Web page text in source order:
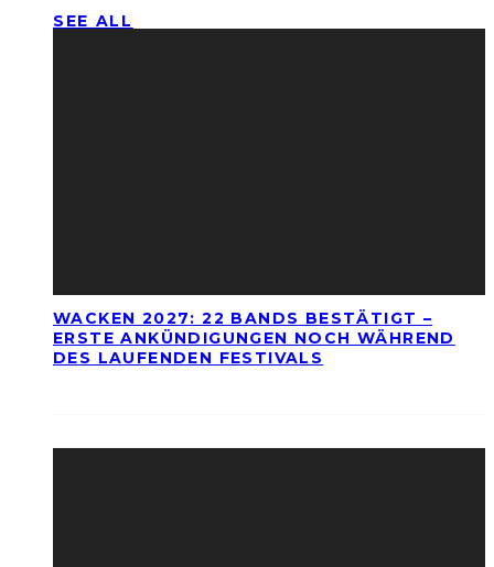
SEE ALL
WACKEN 2027: 22 BANDS BESTÄTIGT –
ERSTE ANKÜNDIGUNGEN NOCH WÄHREND
DES LAUFENDEN FESTIVALS